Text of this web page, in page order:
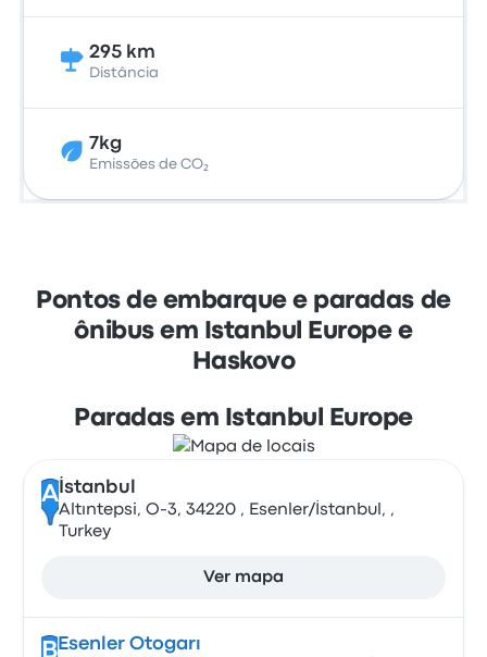
295 km
Distância
7kg
Emissões de CO₂
Pontos de embarque e paradas de
ônibus em Istanbul Europe e
Haskovo
Paradas em Istanbul Europe
A İstanbul
Altıntepsi, O-3, 34220 , Esenler/İstanbul, ,
Turkey
Ver mapa
B Esenler Otogarı